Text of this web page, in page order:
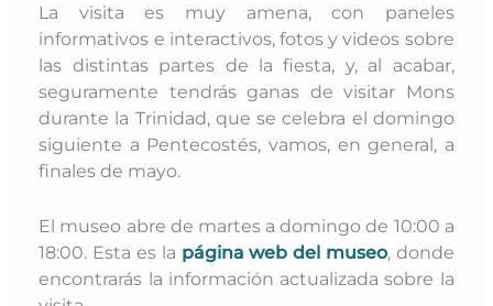
La visita es muy amena, con paneles
informativos e interactivos, fotos y videos sobre
las distintas partes de la fiesta, y, al acabar,
seguramente tendrás ganas de visitar Mons
durante la Trinidad, que se celebra el domingo
siguiente a Pentecostés, vamos, en general, a
finales de mayo.
El museo abre de martes a domingo de 10:00 a
18:00. Esta es la página web del museo, donde
encontrarás la información actualizada sobre la